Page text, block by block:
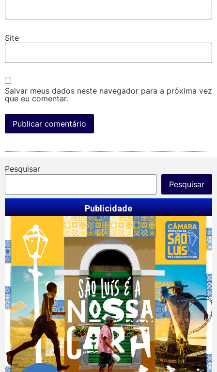
Site
Salvar meus dados neste navegador para a próxima vez
que eu comentar.
Pesquisar
Pesquisar
Publicidade